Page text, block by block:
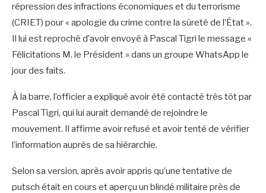
répression des infractions économiques et du terrorisme
(CRIET) pour « apologie du crime contre la sûreté de l’État ».
Il lui est reproché d’avoir envoyé à Pascal Tigri le message «
Félicitations M. le Président » dans un groupe WhatsApp le
jour des faits.
À la barre, l’officier a expliqué avoir été contacté très tôt par
Pascal Tigri, qui lui aurait demandé de rejoindre le
mouvement. Il affirme avoir refusé et avoir tenté de vérifier
l’information auprès de sa hiérarchie.
Selon sa version, après avoir appris qu’une tentative de
putsch était en cours et aperçu un blindé militaire près de